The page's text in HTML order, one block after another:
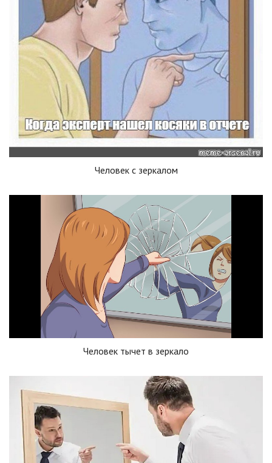
Человек с зеркалом
Человек тычет в зеркало